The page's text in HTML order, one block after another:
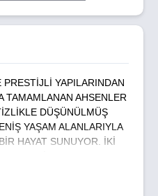
YAPILARINDAN
TAMAMLANAN AHSENLER
DÜŞÜNÜLMÜŞ
YAŞAM ALANLARIYLA
HAYAT SUNUYOR. İKİ